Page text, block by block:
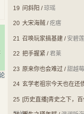
19 问斜阳 /琼瑶
20 大宋海贼 /疙瘩
21 召唤玩家搞基建 / 安碧莲
22 把手握紧 /君莱
23 原来你也会难过 /甜越莓
24 玄学老祖宗今天也在还
25 [历史直播]青史之下，百